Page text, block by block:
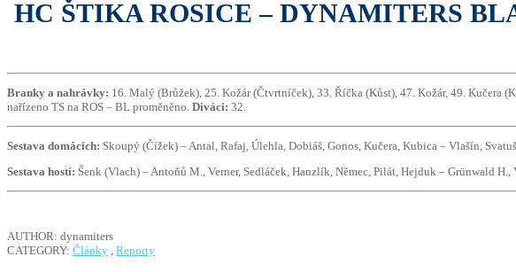
HC ŠTIKA ROSICE – DYNAMITERS
Branky a nahrávky: 16. Malý (Brůžek), 25. Kožár (Čtvrtníček), 33. Říčka (Kůst), 47. Kožár, 49. Kučera
nařízeno TS na ROS – BL proměněno. Diváci: 32.
Sestava domácích: Skoupý (Čížek) – Antal, Rafaj, Úlehla, Dobiáš, Gonos, Kučera, Kubica – Vlašín,
Sestava hostí: Šenk (Vlach) – Antoňů M., Verner, Sedláček, Hanzlík, Němec, Pilát, Hejduk – Grünwald
AUTHOR: dynamiters
CATEGORY: Články Reporty